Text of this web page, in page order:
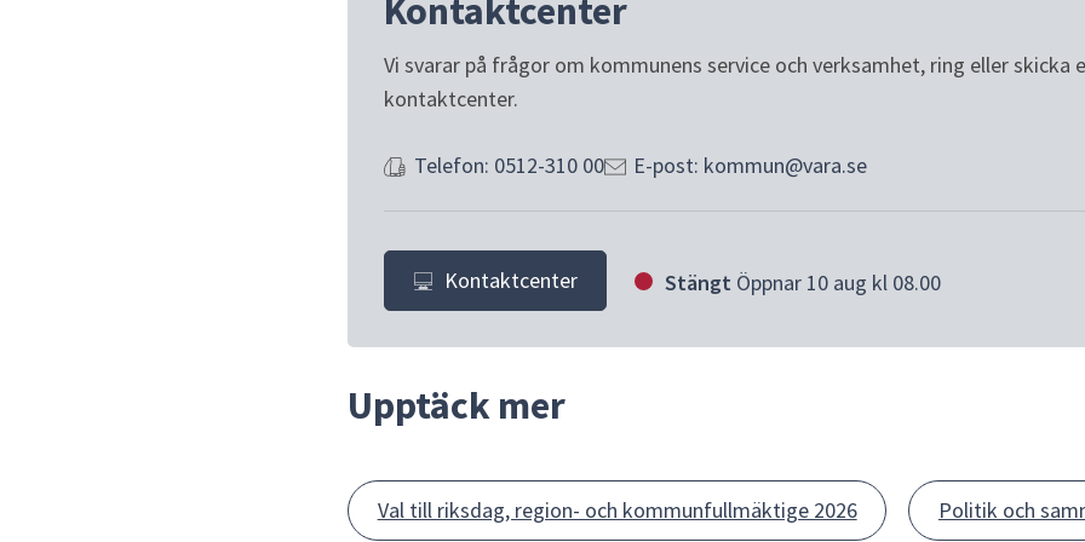
Kontaktcenter
Vi svarar på frågor om kommunens service och verksamhet, ring eller skicka
kontaktcenter.
Telefon: 0512-310 00 E-post: kommun@vara.se
Kontaktcenter Stängt Öppnar 10 aug kl 08.00
Upptäck mer
Val till riksdag, region- och kommunfullmäktige 2026 Politik och